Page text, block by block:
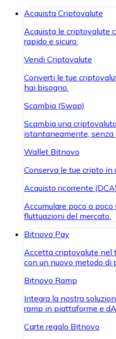
Acquista Criptovalute
Acquista le criptovalute
rapido e sicuro.
Vendi Criptovalute
Converti le tue
hai bisogno.
Scambia (Swap)
Scambia una
istantaneamente, senza
Wallet Bitnovo
Conserva le tue cripto
Acquisto ricorrente (DCA)
Accumulare poco a
fluttuazioni del mercato.
Bitnovo Pay
Accetta criptovalute nel
con un nuovo metodo di
Bitnovo Ramp
Integra la nostra
ramp in piattaforme e
Carte regalo Bitnovo